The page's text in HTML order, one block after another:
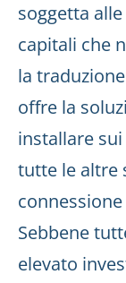
soggetta
capitali che
la
offre la
installare
tutte le altre
Sebbene
elevato